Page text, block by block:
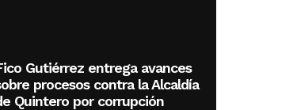
Gutiérrez entrega avances
procesos contra la Alcaldía
Quintero por corrupción